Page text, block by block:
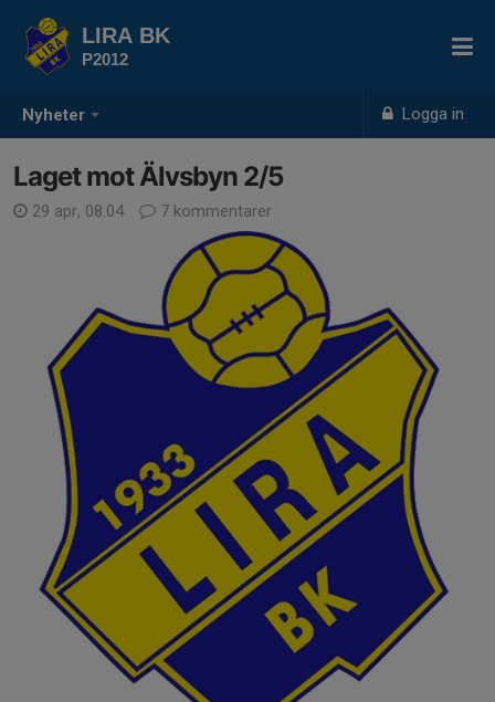
Nyheter Logga in
LIRA BK
P2012
Laget mot Älvsbyn 2/5
29 apr, 08:04 7 kommentarer